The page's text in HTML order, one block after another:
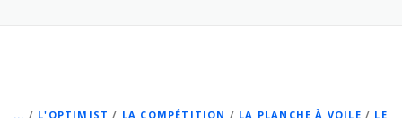
REGATES ALBUMS PHOTO
... / L'OPTIMIST / LA COMPÉTITION / LA PLANCHE À VOILE / LE